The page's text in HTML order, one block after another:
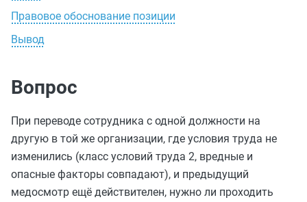
Правовое обоснование позиции
Вывод
Вопрос
При переводе сотрудника с одной должности на
другую в той же организации, где условия труда не
изменились (класс условий труда 2, вредные и
опасные факторы совпадают), и предыдущий
медосмотр ещё действителен, нужно ли проходить